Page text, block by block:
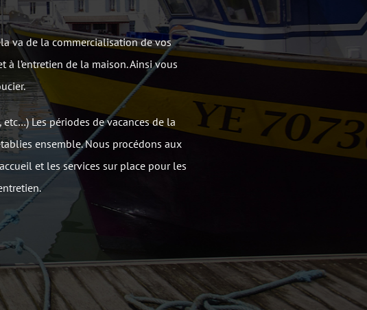
va de la commercialisation de vos
à l’entretien de la maison. Ainsi vous
Les périodes de vacances de la
ensemble. Nous procédons aux
et les services sur place pour les